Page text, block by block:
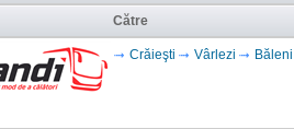
Către
Crăieşti Vârlezi Băleni